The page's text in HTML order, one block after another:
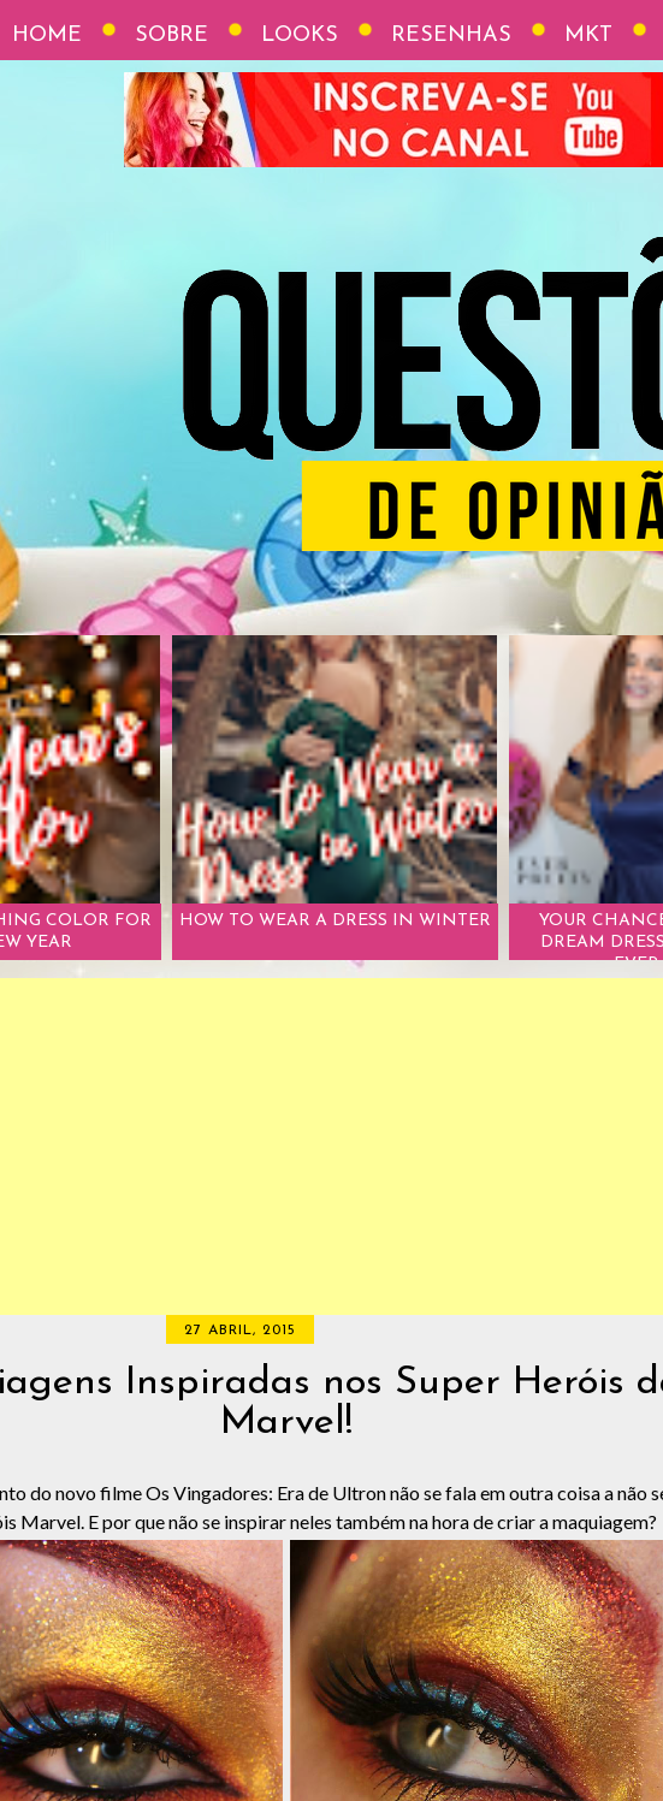
HOME SOBRE LOOKS RESENHAS MKT
COLOR FOR
YEAR
HOW TO WEAR A DRESS IN WINTER
YOUR
DREAM
27 ABRIL, 2015
Inspiradas nos Super Heróis
Marvel!
do novo filme Os Vingadores: Era de Ultron não se fala em outra coisa a não
Marvel. E por que não se inspirar neles também na hora de criar a maquiagem?